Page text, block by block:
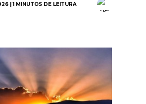
| 1 MINUTOS DE LEITURA